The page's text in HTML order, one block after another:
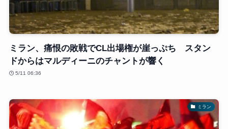
ミラン、痛恨の敗戦でCL出場権が崖っぷち スタン
ドからはマルディーニのチャントが響く
5/11 06:36
ミラン